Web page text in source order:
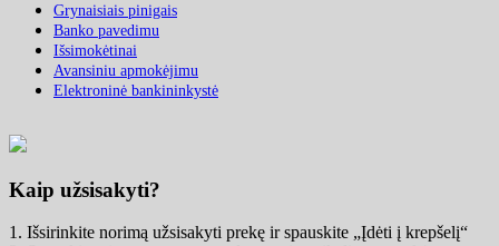
Grynaisiais pinigais
Banko pavedimu
Išsimokėtinai
Avansiniu apmokėjimu
Elektroninė bankininkystė
Kaip užsisakyti?
1. Išsirinkite norimą užsisakyti prekę ir spauskite „Įdėti į krepšelį“